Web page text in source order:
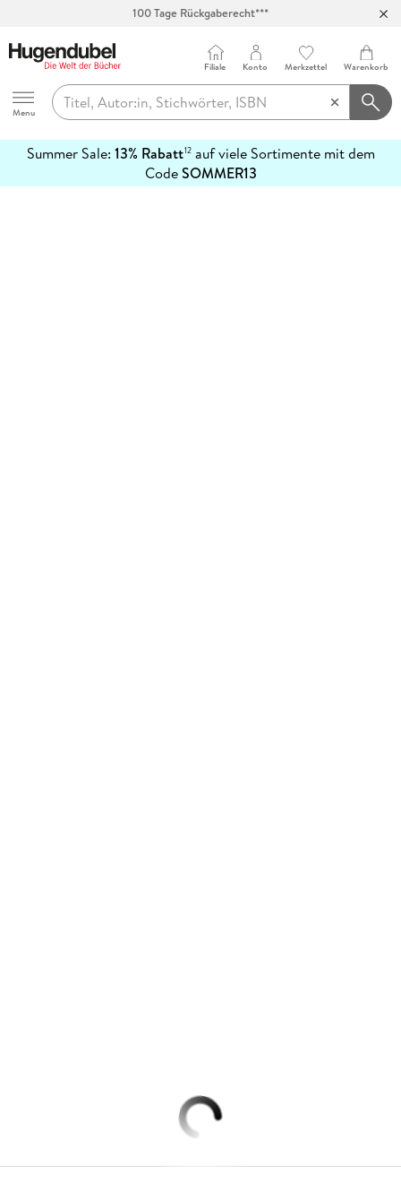
100 Tage Rückgaberecht***
Hugendubel
Menu
Filiale Konto Merkzettel Warenkorb
Summer Sale: 13% Rabatt12auf viele Sortimente mit dem
CodeSOMMER13
erfahren